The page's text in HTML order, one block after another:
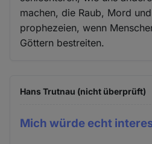
machen, die Raub, Mord
prophezeien, wenn
Göttern bestreiten.
Hans Trutnau (nicht überprüft)
Mich würde echt